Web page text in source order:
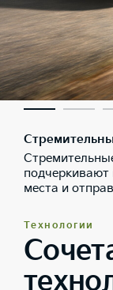
подчеркивают
места и
Технологии